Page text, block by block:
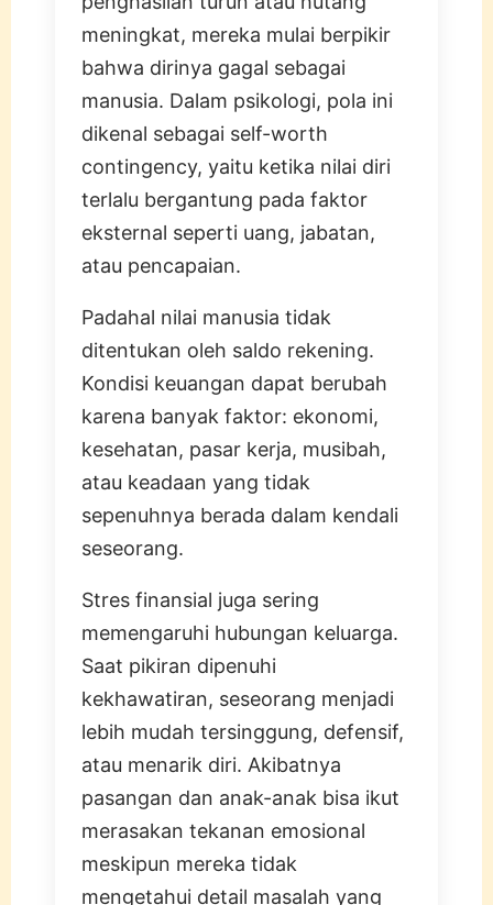
meningkat, mereka mulai berpikir
bahwa dirinya gagal sebagai
manusia. Dalam psikologi, pola ini
dikenal sebagai self-worth
contingency, yaitu ketika nilai diri
terlalu bergantung pada faktor
eksternal seperti uang, jabatan,
atau pencapaian.
Padahal nilai manusia tidak
ditentukan oleh saldo rekening.
Kondisi keuangan dapat berubah
karena banyak faktor: ekonomi,
kesehatan, pasar kerja, musibah,
atau keadaan yang tidak
sepenuhnya berada dalam kendali
seseorang.
Stres finansial juga sering
memengaruhi hubungan keluarga.
Saat pikiran dipenuhi
kekhawatiran, seseorang menjadi
lebih mudah tersinggung, defensif,
atau menarik diri. Akibatnya
pasangan dan anak-anak bisa ikut
merasakan tekanan emosional
meskipun mereka tidak
mengetahui detail masalah yang